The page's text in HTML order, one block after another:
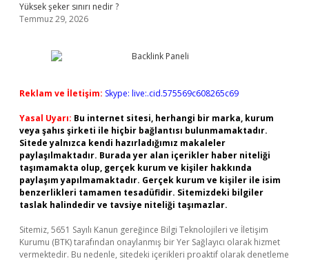
Yüksek şeker sınırı nedir ?
Temmuz 29, 2026
Reklam ve İletişim: Skype: live:.cid.575569c608265c69
Yasal Uyarı: Bu internet sitesi, herhangi bir marka, kurum
veya şahıs şirketi ile hiçbir bağlantısı bulunmamaktadır.
Sitede yalnızca kendi hazırladığımız makaleler
paylaşılmaktadır. Burada yer alan içerikler haber niteliği
taşımamakta olup, gerçek kurum ve kişiler hakkında
paylaşım yapılmamaktadır. Gerçek kurum ve kişiler ile isim
benzerlikleri tamamen tesadüfidir. Sitemizdeki bilgiler
taslak halindedir ve tavsiye niteliği taşımazlar.
Sitemiz, 5651 Sayılı Kanun gereğince Bilgi Teknolojileri ve İletişim
Kurumu (BTK) tarafından onaylanmış bir Yer Sağlayıcı olarak hizmet
vermektedir. Bu nedenle, sitedeki içerikleri proaktif olarak denetleme